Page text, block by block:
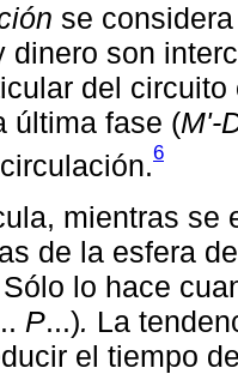
se
dinero son
del
última fase (M'-
6
mientras se
de la esfera
lo hace
P...). La
el tiempo